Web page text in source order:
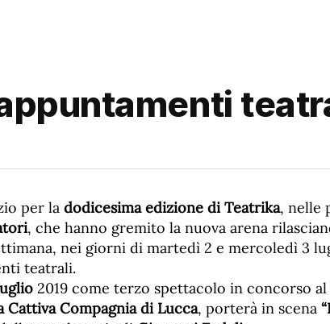
per la dodicesima edizione di Teatrika, nelle
, che hanno gremito la nuova arena
nei giorni di martedì 2 e mercoledì 3
teatrali.
2019 come terzo spettacolo in concorso al
Cattiva Compagnia di Lucca, porterà in scena